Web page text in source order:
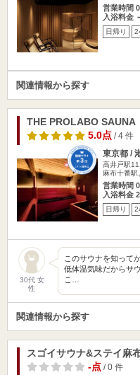
営業時間
入浴料金
日帰り
関連情報から探す
THE PROLABO SAUNA
5.0点/ 4 件
東京都 /
高井戸駅
麻布十番
営業時間
入浴料金
日帰り
30代 女
性
このサウナを知って
低体温気味だからサ
こ…
関連情報から探す
スゴイサウナ&ステイ麻
-点/ 0 件